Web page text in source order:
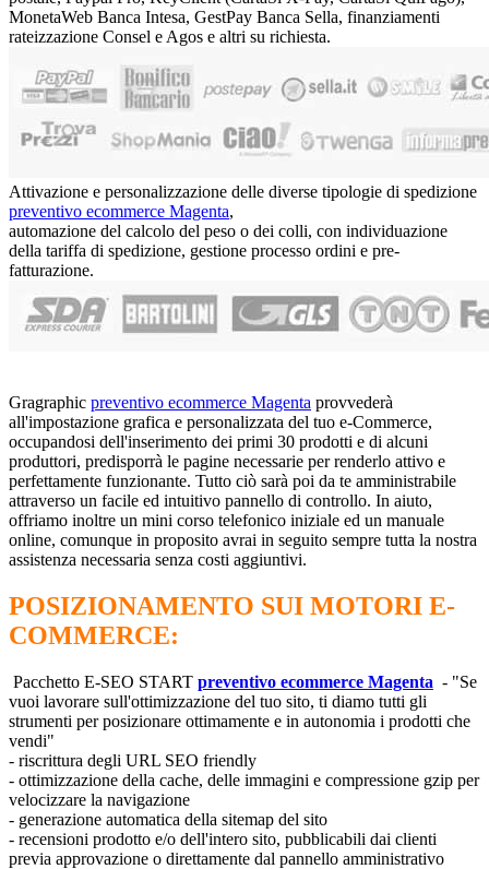
MonetaWeb Banca Intesa, GestPay Banca Sella, finanziamenti
rateizzazione Consel e Agos e altri su richiesta.
Attivazione e personalizzazione delle diverse tipologie di spedizione
preventivo ecommerce Magenta,
automazione del calcolo del peso o dei colli, con individuazione
della tariffa di spedizione, gestione processo ordini e pre-
fatturazione.
Gragraphic preventivo ecommerce Magenta provvederà
all'impostazione grafica e personalizzata del tuo e-Commerce,
occupandosi dell'inserimento dei primi 30 prodotti e di alcuni
produttori, predisporrà le pagine necessarie per renderlo attivo e
perfettamente funzionante. Tutto ciò sarà poi da te amministrabile
attraverso un facile ed intuitivo pannello di controllo. In aiuto,
offriamo inoltre un mini corso telefonico iniziale ed un manuale
online, comunque in proposito avrai in seguito sempre tutta la nostra
assistenza necessaria senza costi aggiuntivi.
POSIZIONAMENTO SUI MOTORI E-
COMMERCE:
Pacchetto E-SEO START preventivo ecommerce Magenta - "Se
vuoi lavorare sull'ottimizzazione del tuo sito, ti diamo tutti gli
strumenti per posizionare ottimamente e in autonomia i prodotti che
vendi"
- riscrittura degli URL SEO friendly
- ottimizzazione della cache, delle immagini e compressione gzip per
velocizzare la navigazione
- generazione automatica della sitemap del sito
- recensioni prodotto e/o dell'intero sito, pubblicabili dai clienti
previa approvazione o direttamente dal pannello amministrativo